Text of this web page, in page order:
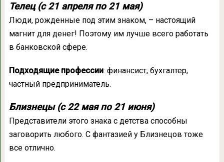
Телец (с 21 апреля по 21 мая)
Люди, рожденные под этим знаком, – настоящий
магнит для денег! Поэтому им лучше всего работать
в банковской сфере.
Подходящие профессии: финансист, бухгалтер,
частный предприниматель.
Близнецы (с 22 мая по 21 июня)
Представители этого знака с детства способны
заговорить любого. С фантазией у Близнецов тоже
все отлично.